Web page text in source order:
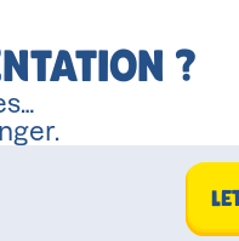
?